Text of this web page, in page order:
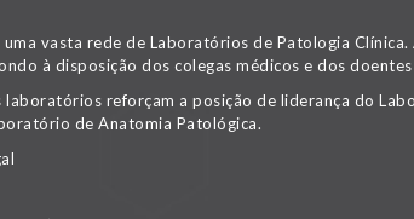
vasta rede de Laboratórios de Patologia
à disposição dos colegas médicos e dos
reforçam a posição de liderança do
de Anatomia Patológica.